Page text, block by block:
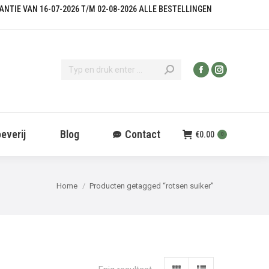
VAN 16-07-2026 T/M 02-08-2026 ALLE BESTELLINGEN
Blog Contact €0.00 0
Je bent hier:
Home Producten getagged “rotsen suiker”